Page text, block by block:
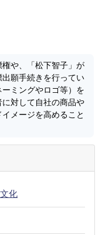
権や、「松下智子」が
願手続きを行ってい
ミングやロゴ等）を
対して自社の商品や
メージを高めること
化